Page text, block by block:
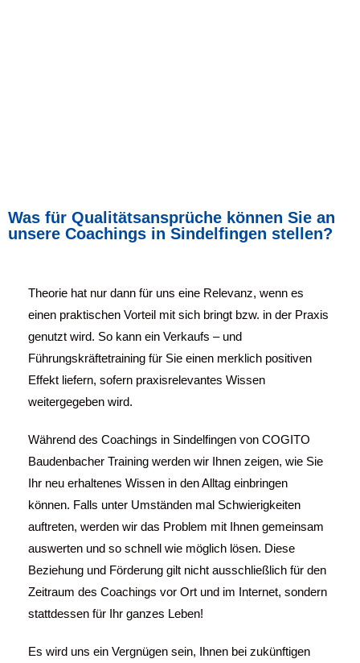
Was für Qualitätsansprüche können Sie an
unsere Coachings in Sindelfingen stellen?
Theorie hat nur dann für uns eine Relevanz, wenn es
einen praktischen Vorteil mit sich bringt bzw. in der Praxis
genutzt wird. So kann ein Verkaufs – und
Führungskräftetraining für Sie einen merklich positiven
Effekt liefern, sofern praxisrelevantes Wissen
weitergegeben wird.
Während des Coachings in Sindelfingen von COGITO
Baudenbacher Training werden wir Ihnen zeigen, wie Sie
Ihr neu erhaltenes Wissen in den Alltag einbringen
können. Falls unter Umständen mal Schwierigkeiten
auftreten, werden wir das Problem mit Ihnen gemeinsam
auswerten und so schnell wie möglich lösen. Diese
Beziehung und Förderung gilt nicht ausschließlich für den
Zeitraum des Coachings vor Ort und im Internet, sondern
stattdessen für Ihr ganzes Leben!
Es wird uns ein Vergnügen sein, Ihnen bei zukünftigen